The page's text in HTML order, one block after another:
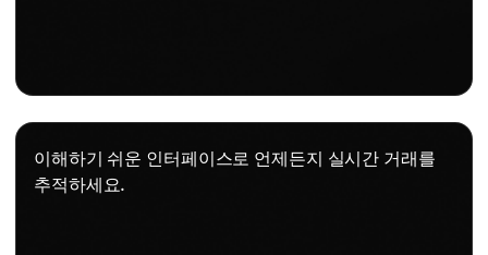
이해하기 쉬운 인터페이스로 언제든지 실시간 거래를
추적하세요.